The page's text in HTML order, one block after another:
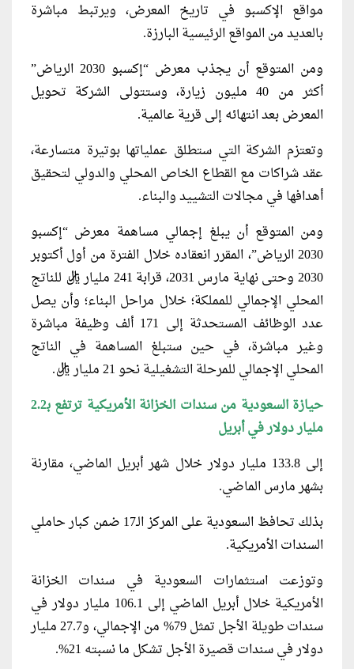
مواقع الإكسبو في تاريخ المعرض، ويرتبط مباشرة
بالعديد من المواقع الرئيسية البارزة.
ومن المتوقع أن يجذب معرض “إكسبو 2030 الرياض”
أكثر من 40 مليون زيارة، وستتولى الشركة تحويل
المعرض بعد انتهائه إلى قرية عالمية.
وتعتزم الشركة التي ستطلق عملياتها بوتيرة متسارعة،
عقد شراكات مع القطاع الخاص المحلي والدولي لتحقيق
أهدافها في مجالات التشييد والبناء.
ومن المتوقع أن يبلغ إجمالي مساهمة معرض “إكسبو
2030 الرياض”، المقرر انعقاده خلال الفترة من أول أكتوبر
2030 وحتى نهاية مارس 2031، قرابة 241 مليار ريال للناتج
المحلي الإجمالي للمملكة؛ خلال مراحل البناء؛ وأن يصل
عدد الوظائف المستحدثة إلى 171 ألف وظيفة مباشرة
وغير مباشرة، في حين ستبلغ المساهمة في الناتج
المحلي الإجمالي للمرحلة التشغيلية نحو 21 مليار ريال.
حيازة السعودية من سندات الخزانة الأمريكية ترتفع ﺑ2.2
مليار دولار في أبريل
إلى 133.8 مليار دولار خلال شهر أبريل الماضي، مقارنة
بشهر مارس الماضي.
بذلك تحافظ السعودية على المركز الـ17 ضمن كبار حاملي
السندات الأمريكية.
وتوزعت استثمارات السعودية في سندات الخزانة
الأمريكية خلال أبريل الماضي إلى 106.1 مليار دولار في
سندات طويلة الأجل تمثل 79% من الإجمالي، و27.7 مليار
دولار في سندات قصيرة الأجل تشكل ما نسبته 21%.